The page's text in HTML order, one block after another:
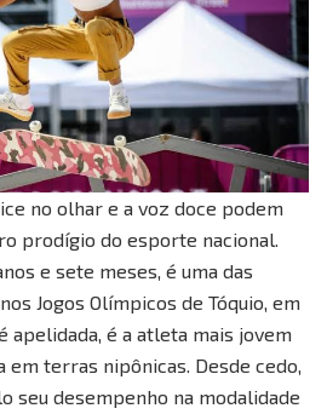
no olhar e a voz doce podem
prodígio do esporte nacional.
e sete meses, é uma das
Jogos Olímpicos de Tóquio, em
apelidada, é a atleta mais jovem
em terras nipônicas. Desde cedo,
seu desempenho na modalidade